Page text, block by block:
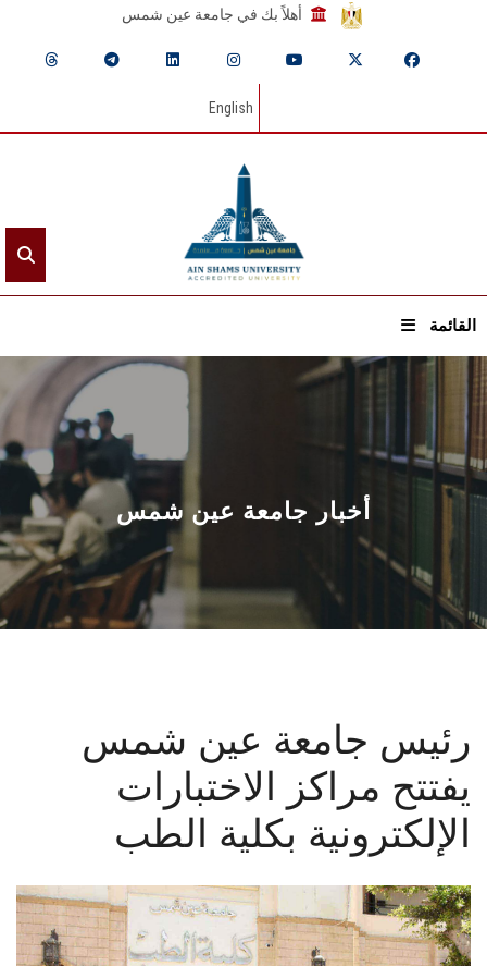
أهلاً بك في جامعة عين شمس
English
القائمة
الرئيسيـة
عن الجامعة
القطاعـات
الشئون الأكاديمية
البحث العلمي
المراكز والوحدات
تواصل معنا
أخبار جامعة عين شمس
رئيس جامعة عين شمس
يفتتح مراكز الاختبارات
الإلكترونية بكلية الطب